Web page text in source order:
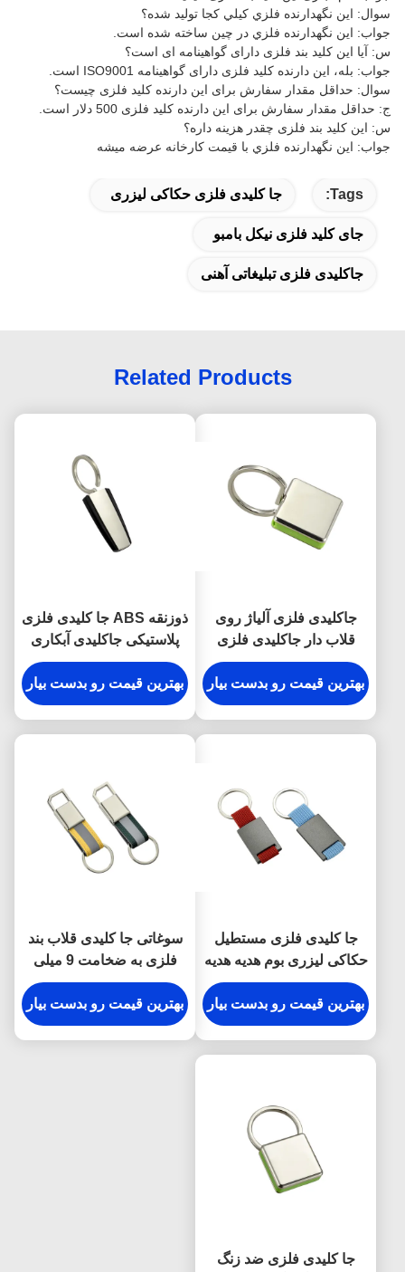
سوال: اين نگهدارنده فلزي کيلي کجا توليد شده؟
جواب: اين نگهدارنده فلزي در چين ساخته شده است.
س: آیا این کلید بند فلزی دارای گواهینامه ای است؟
جواب: بله، این دارنده کلید فلزی دارای گواهینامه ISO9001 است.
سوال: حداقل مقدار سفارش برای این دارنده کلید فلزی چیست؟
ج: حداقل مقدار سفارش برای این دارنده کلید فلزی 500 دلار است.
س: این کلید بند فلزی چقدر هزینه داره؟
جواب: اين نگهدارنده فلزي با قيمت کارخانه عرضه ميشه
Tags: جا کلیدی فلزی حکاکی لیزری
جای کلید فلزی نیکل بامبو
جاکلیدی فلزی تبلیغاتی آهنی
Related Products
جاکلیدی فلزی آلیاژ روی
قلاب دار جاکلیدی فلزی
حکاکی شده ضد زنگ
بهترین قیمت رو بدست بیار
ذوزنقه ABS جا کلیدی فلزی
پلاستیکی جاکلیدی آبکاری
نقره
بهترین قیمت رو بدست بیار
جا کلیدی فلزی مستطیل
حکاکی لیزری بوم هدیه هدیه
بهترین قیمت رو بدست بیار
سوغاتی جا کلیدی قلاب بند
فلزی به ضخامت 9 میلی
متر
بهترین قیمت رو بدست بیار
جا کلیدی فلزی ضد زنگ